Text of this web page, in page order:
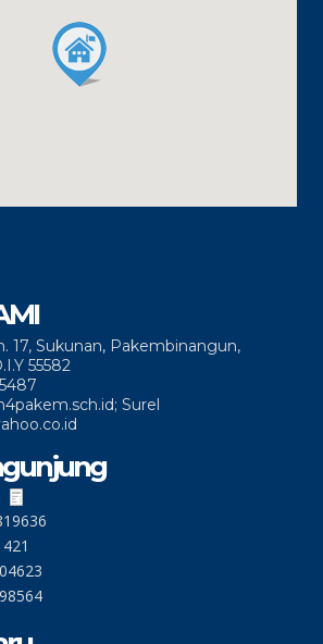
17, Sukunan, Pakembinangun,
55582
Surel
421